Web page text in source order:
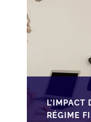
L'IMPACT
RÉGIME